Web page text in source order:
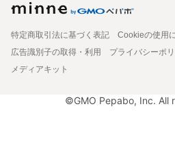
特定商取引法に基づく表記
Cookieの使用
広告識別子の取得・利用
プライバシーポ
メディアキット
©GMO Pepabo, Inc. All